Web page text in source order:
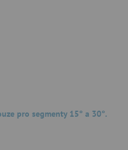
pro segmenty 15° a 30°.